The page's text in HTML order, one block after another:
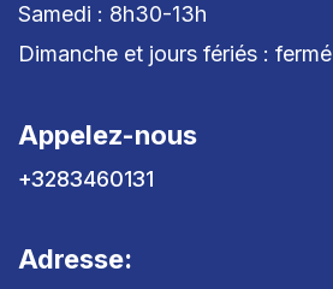
Samedi : 8h30-13h
Dimanche et jours fériés : fermé
Appelez-nous
+3283460131
Adresse: